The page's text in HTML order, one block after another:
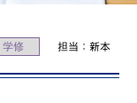
学修 担当：新本